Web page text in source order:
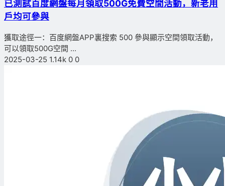
已測試百度網盤每月領取500G免費空間活動，新老用
戶均可參與
獲取途徑一：百度網盤APP裏搜索 500 參與顯示空間領取活動，
可以領取500G空間 ...
2025-03-25 1.14k 0 0